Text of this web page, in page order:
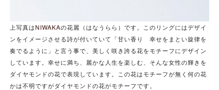
上写真はNIWAKAの花麗（はなうらら）です。このリングにはデザイ
ンをイメージさせる詩が付いていて「甘い香り 幸せをまとい旋律を
奏でるように」と言う事で、美しく咲き誇る花をモチーフにデザイン
しています。幸せに満ち、麗かな人生を楽しむ、そんな女性の輝きを
ダイヤモンドの花で表現しています。この花はモチーフが無く何の花
かは不明ですがダイヤモンドの花がモチーフです。